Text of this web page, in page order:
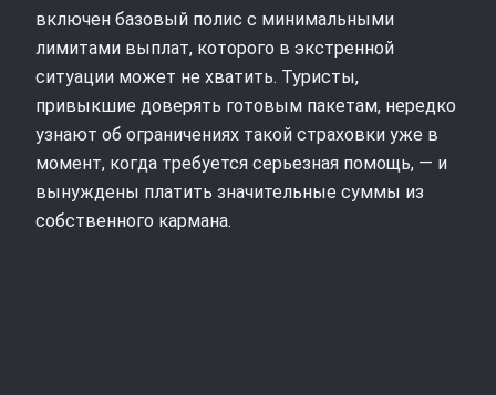
включен базовый полис с минимальными
лимитами выплат, которого в экстренной
ситуации может не хватить. Туристы,
привыкшие доверять готовым пакетам, нередко
узнают об ограничениях такой страховки уже в
момент, когда требуется серьезная помощь, — и
вынуждены платить значительные суммы из
собственного кармана.